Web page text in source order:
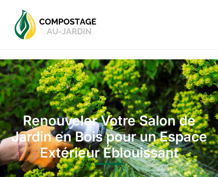
Renouveler Votre Salon de
Jardin en Bois pour un Espace
Extérieur Éblouissant